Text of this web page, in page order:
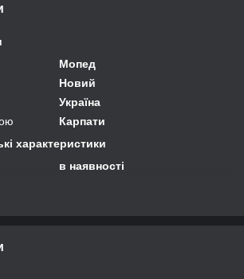
Мопед
Новий
Україна
Карпати
характеристики
в наявності